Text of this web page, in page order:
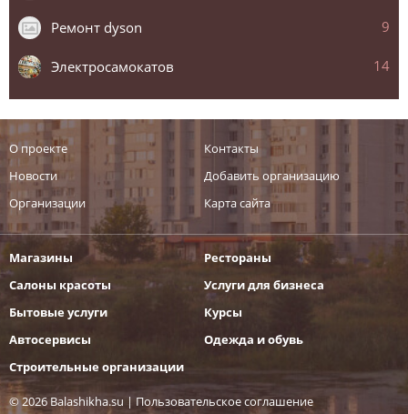
Ремонт dyson 9
Электросамокатов 14
О проекте
Новости
Организации
Контакты
Добавить организацию
Карта сайта
Магазины
Салоны красоты
Бытовые услуги
Автосервисы
Строительные организации
Рестораны
Услуги для бизнеса
Курсы
Одежда и обувь
© 2026 Balashikha.su | Пользовательское соглашение